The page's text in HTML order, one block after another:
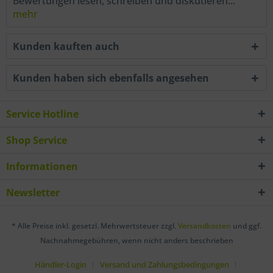
mehr
Kunden kauften auch
Kunden haben sich ebenfalls angesehen
Service Hotline
Shop Service
Informationen
Newsletter
* Alle Preise inkl. gesetzl. Mehrwertsteuer zzgl. Versandkosten und ggf.
Nachnahmegebühren, wenn nicht anders beschrieben
Händler-Login Versand und Zahlungsbedingungen